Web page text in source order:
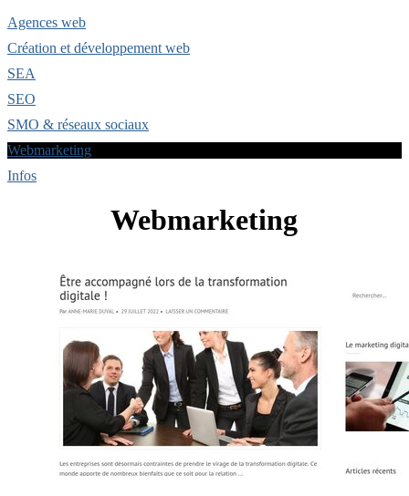
Agences web
Création et développement web
SEA
SEO
SMO & réseaux sociaux
Webmarketing
Infos
Webmarketing